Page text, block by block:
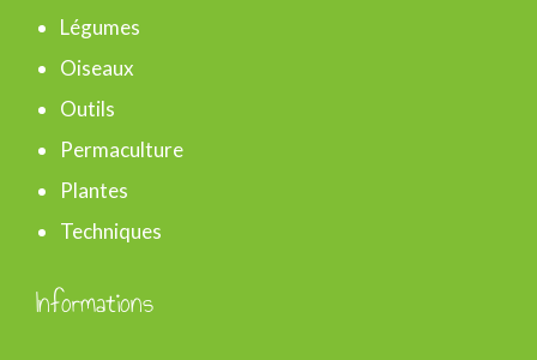
Légumes
Oiseaux
Outils
Permaculture
Plantes
Techniques
Informations